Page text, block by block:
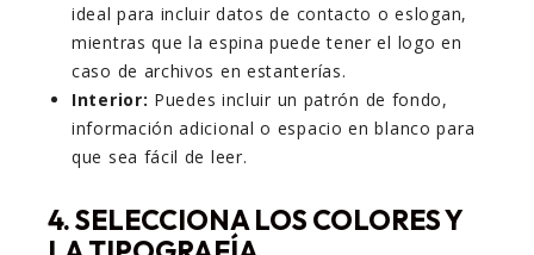
ideal para incluir datos de contacto o eslogan,
mientras que la espina puede tener el logo en
caso de archivos en estanterías.
Interior: Puedes incluir un patrón de fondo,
información adicional o espacio en blanco para
que sea fácil de leer.
4. SELECCIONA LOS COLORES Y